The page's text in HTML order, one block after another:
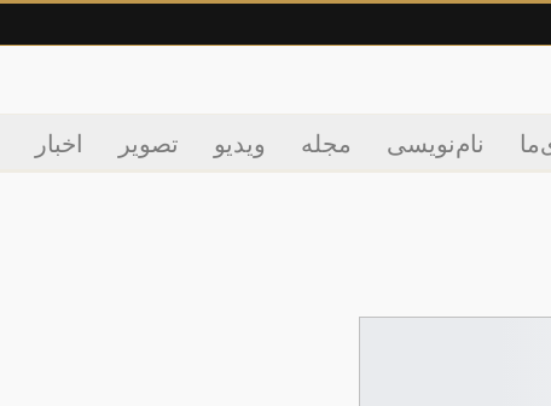
اخبار تصویر ویدیو مجله نام‌نویسی